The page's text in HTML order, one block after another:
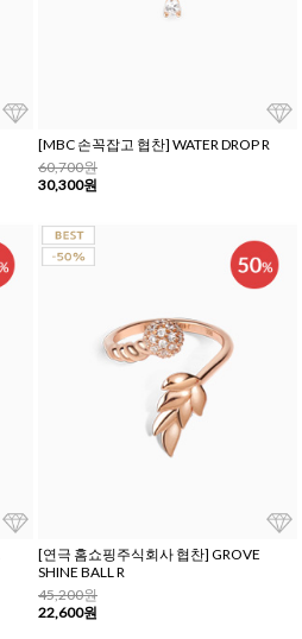
[MBC 손꼭잡고 협찬] WATER DROP R
60,700원
30,300원
[연극 홈쇼핑주식회사 협찬] GROVE
SHINE BALL R
45,200원
22,600원